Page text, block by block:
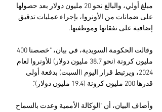
مبلغ أولي، والبالغ نحو 20 مليون دولار بعد حصولها
على ضمانات من الأونروا، بإجراء عمليات تدقيق
إضافية على نفقاتها وموظفيها.
مليون كرونة (نحو 38.7 مليون دولار) للأونروا لعام
2024، ويرتبط قرار اليوم (السبت) بدفعة أولى
قدرها 200 مليون كرونة (19.4 مليون دولار)".
وأضاف البيان، أن "الوكالة الأممية وعدت بالسماح